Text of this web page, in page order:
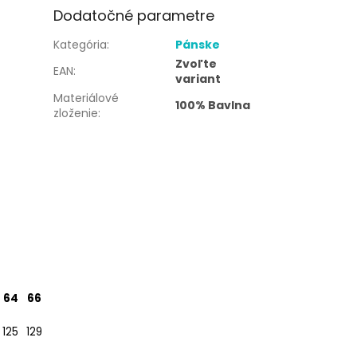
64 66
125 129
Dodatočné parametre
Kategória:
Pánske
EAN:
Zvoľte
variant
Materiálové
zloženie: 100% Bavlna